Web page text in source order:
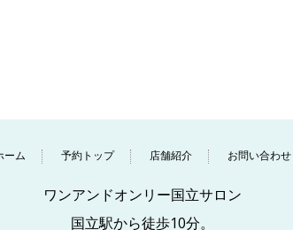
ーム 予約トップ 店舗紹介 お問い合わせ
ワンアンドオンリー国立サロン
国立駅から徒歩10分。